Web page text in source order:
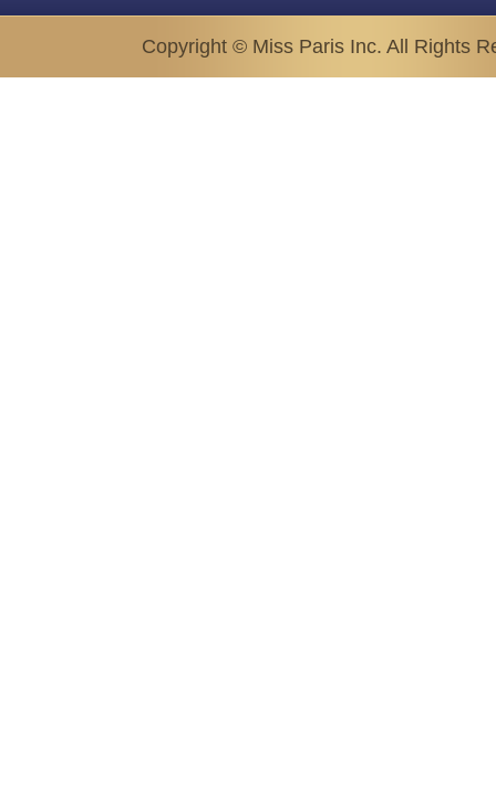
Copyright © Miss Paris Inc. All Rights